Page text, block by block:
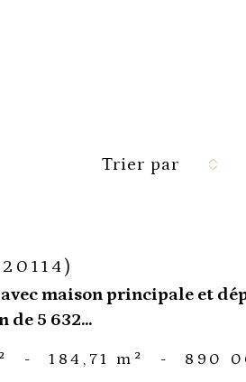
Trier par
maison principale et
de 5 632...
- 184,71 m² - 890